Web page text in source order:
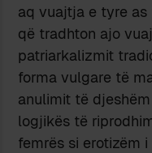
aq vuajtja e tyre as
që tradhton ajo
patriarkalizmit
forma vulgare të
anulimit të
logjikës të
femrës si erotizëm